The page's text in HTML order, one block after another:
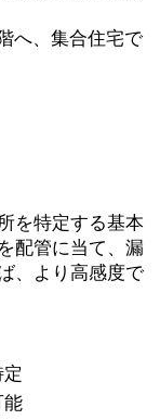
へ、集合住宅で
を特定する基本
配管に当て、漏
、より高感度で
能